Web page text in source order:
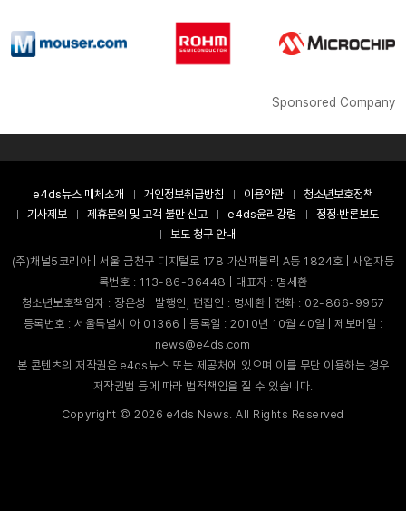
Sponsored Company
e4ds뉴스 매체소개 개인정보취급방침 이용약관
청소년보호정책
기사제보
제휴문의 및 고객 불만 신고 e4ds윤리강령
정정·반론보도
보도 청구 안내
(주)채널5코리아 | 서울 금천구 디지털로 178 가산퍼블릭 A동 1824호 | 사업자등
록번호 : 113-86-36448 | 대표자 : 명세환
청소년보호책임자 : 장은성 | 발행인, 편집인 : 명세환 | 전화 : 02-866-9957
등록번호 : 서울특별시 아 01366 | 등록일 : 2010년 10월 40일 | 제보메일 :
news@e4ds.com
본 콘텐츠의 저작권은 e4ds뉴스 또는 제공처에 있으며 이를 무단 이용하는 경우
저작권법 등에 따라 법적책임을 질 수 있습니다.
Copyright ©2026 e4ds News. All Rights Reserved